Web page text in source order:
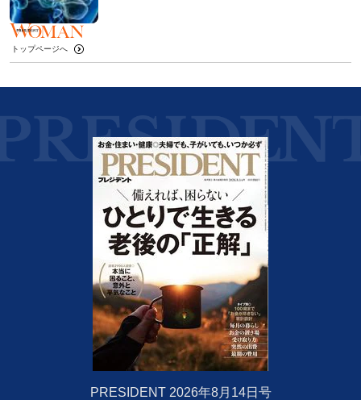
トップページへ
PRESIDENT 2026年8月14日号